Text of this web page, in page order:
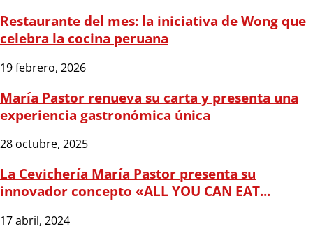
Restaurante del mes: la iniciativa de Wong que
celebra la cocina peruana
19 febrero, 2026
María Pastor renueva su carta y presenta una
experiencia gastronómica única
28 octubre, 2025
La Cevichería María Pastor presenta su
innovador concepto «ALL YOU CAN EAT...
17 abril, 2024